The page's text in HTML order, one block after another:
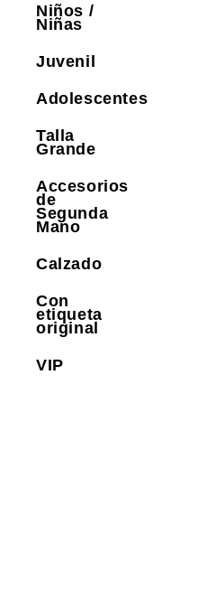
Niños /
Niñas
Juvenil
Adolescentes
Talla
Grande
Accesorios
de
Segunda
Mano
Calzado
Con
etiqueta
original
VIP